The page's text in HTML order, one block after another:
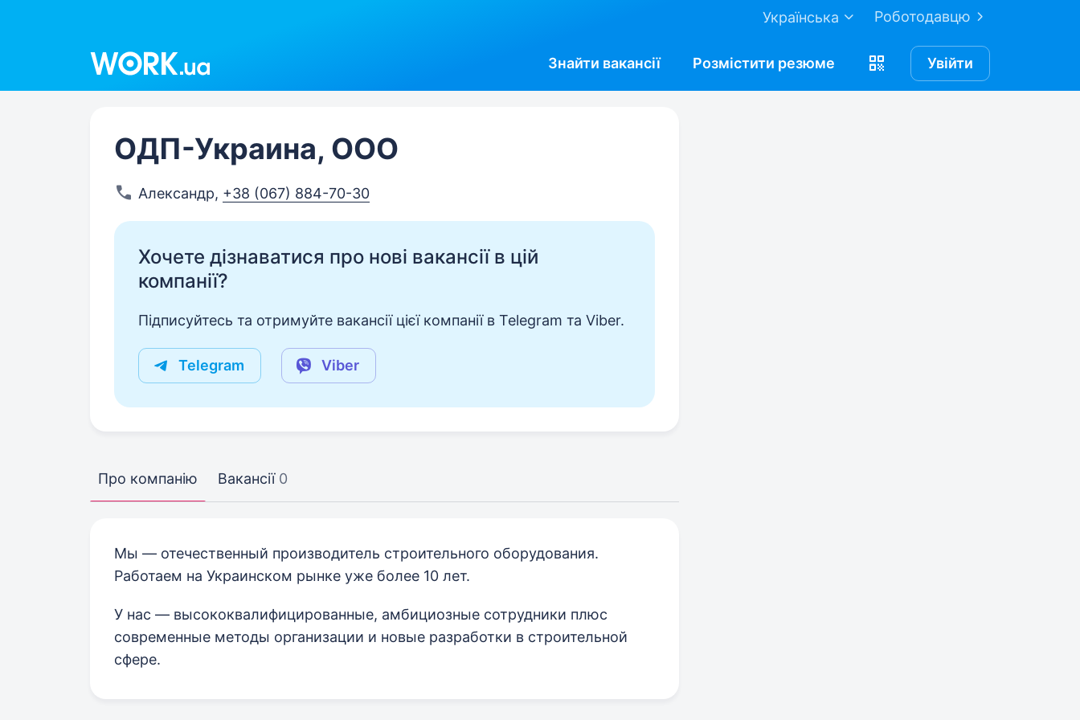
Роботодавцю
Українська
Знайти вакансії Розмістити резюме Увійти
ОДП-Украина, ООО
Александр, +38 (067) 884-70-30
Хочете дізнаватися про нові вакансії в цій
компанії?
Підписуйтесь та отримуйте вакансії цієї компанії в Telegram та Viber.
Telegram Viber
Про компанію Вакансії 0
Мы — отечественный производитель строительного оборудования.
Работаем на Украинском рынке уже более 10 лет.
У нас — высококвалифицированные, амбициозные сотрудники плюс
современные методы организации и новые разработки в строительной
сфере.